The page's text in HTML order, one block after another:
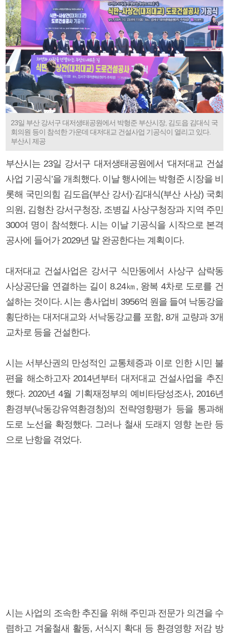
23일 부산 강서구 대저생태공원에서 박형준 부산시장, 김도읍 김대식 국
회의원 등이 참석한 가운데 대저대교 건설사업 기공식이 열리고 있다.
부산시 제공
부산시는 23일 강서구 대저생태공원에서 ‘대저대교 건설
사업 기공식’을 개최했다. 이날 행사에는 박형준 시장을 비
롯해 국민의힘 김도읍(부산 강서)·김대식(부산 사상) 국회
의원, 김형찬 강서구청장, 조병길 사상구청장과 지역 주민
300여 명이 참석했다. 시는 이날 기공식을 시작으로 본격
공사에 들어가 2029년 말 완공한다는 계획이다.
대저대교 건설사업은 강서구 식만동에서 사상구 삼락동
사상공단을 연결하는 길이 8.24㎞, 왕복 4차로 도로를 건
설하는 것이다. 시는 총사업비 3956억 원을 들여 낙동강을
횡단하는 대저대교와 서낙동강교를 포함, 8개 교량과 3개
교차로 등을 건설한다.
시는 서부산권의 만성적인 교통체증과 이로 인한 시민 불
편을 해소하고자 2014년부터 대저대교 건설사업을 추진
했다. 2020년 4월 기획재정부의 예비타당성조사, 2016년
환경부(낙동강유역환경청)의 전략영향평가 등을 통과해
도로 노선을 확정했다. 그러나 철새 도래지 영향 논란 등
으로 난항을 겪었다.
시는 사업의 조속한 추진을 위해 주민과 전문가 의견을 수
렴하고 겨울철새 활동, 서식지 확대 등 환경영향 저감 방